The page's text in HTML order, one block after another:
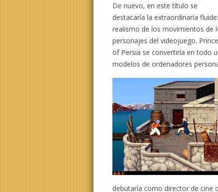
De nuevo, en este título se
destacaría la extraordinaria
realismo de los movimientos de
personajes del videojuego.
of Persia se convertiría en todo
modelos de ordenadores
debutaría como director de cine